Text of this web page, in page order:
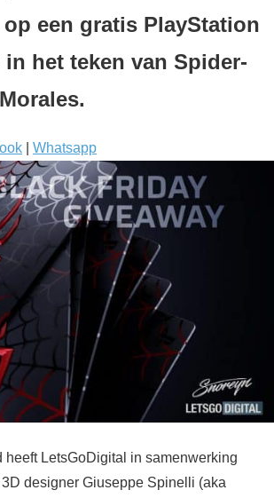
op een gratis PlayStation
in het teken van Spider-
Whatsapp
heeft LetsGoDigital in samenwerking
designer Giuseppe Spinelli (aka